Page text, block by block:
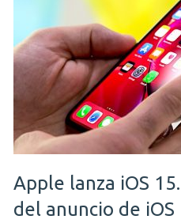
Apple lanza iOS
del anuncio de